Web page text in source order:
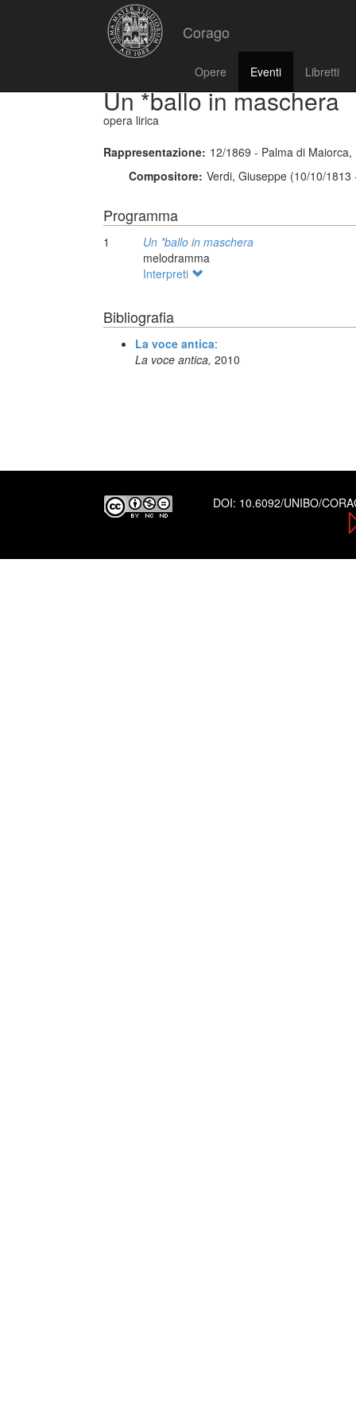
Corago
Opere Eventi Libretti
Un *ballo in maschera
opera lirica
Rappresentazione: 12/1869 - Palma di Maiorca,
Compositore: Verdi, Giuseppe (10/10/
Programma
1
Un *ballo in maschera
melodramma
Interpreti
Bibliografia
La voce antica:
La voce antica, 2010
DOI: 10.6092/UNIBO/